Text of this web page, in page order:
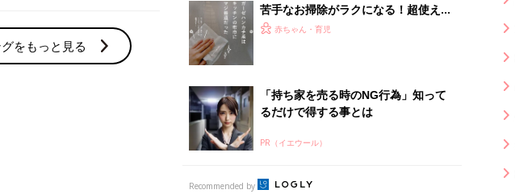
をもっと見る
苦手なお掃除がラクになる！超使える
こそうじの工夫4選
赤ちゃん・育児
「持ち家を売る時のNG行為」知って
るだけで得する事とは
PR（イエウール）
Recommended by